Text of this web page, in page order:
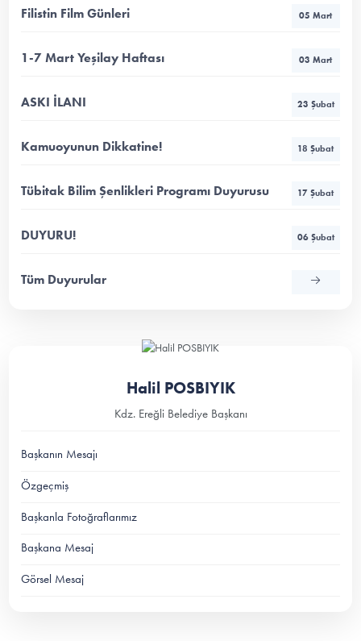
Filistin Film Günleri 05 Mart
1-7 Mart Yeşilay Haftası 03 Mart
ASKI İLANI 23 Şubat
Kamuoyunun Dikkatine! 18 Şubat
Tübitak Bilim Şenlikleri Programı Duyurusu 17 Şubat
DUYURU! 06 Şubat
Tüm Duyurular
Halil POSBIYIK
Kdz. Ereğli Belediye Başkanı
Başkanın Mesajı
Özgeçmiş
Başkanla Fotoğraflarımız
Başkana Mesaj
Görsel Mesaj